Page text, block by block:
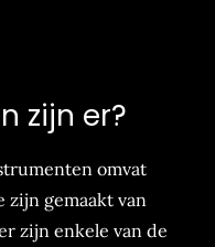
zijn er?
omvat
gemaakt van
zijn enkele van de